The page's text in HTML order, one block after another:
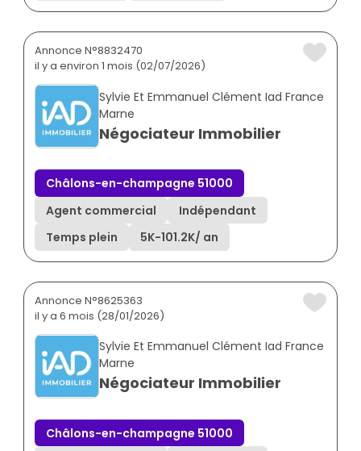
Annonce N°8832470
il y a environ 1 mois (02/07/2026)
Sylvie Et Emmanuel Clément Iad France
Marne
Négociateur Immobilier
Châlons-en-champagne 51000
Agent commercial
Indépendant
Temps plein
5K-101.2K/ an
Annonce N°8625363
il y a 6 mois (28/01/2026)
Sylvie Et Emmanuel Clément Iad France
Marne
Négociateur Immobilier
Châlons-en-champagne 51000